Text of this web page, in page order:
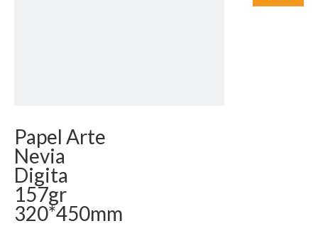
Papel Arte
Nevia
Digita
157gr
320*450mm